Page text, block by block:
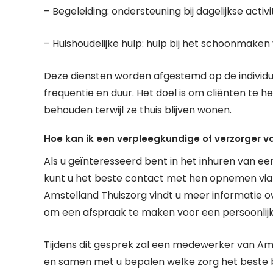
– Begeleiding: ondersteuning bij dagelijkse
– Huishoudelijke hulp: hulp bij het
Deze diensten worden afgestemd op de
frequentie en duur. Het doel is om cliënten te
behouden terwijl ze thuis blijven wonen.
Hoe kan ik een verpleegkundige of verzorger
Als u geïnteresseerd bent in het inhuren van
kunt u het beste contact met hen opnemen
Amstelland Thuiszorg vindt u meer informatie
om een afspraak te maken voor een
Tijdens dit gesprek zal een medewerker van
en samen met u bepalen welke zorg het beste